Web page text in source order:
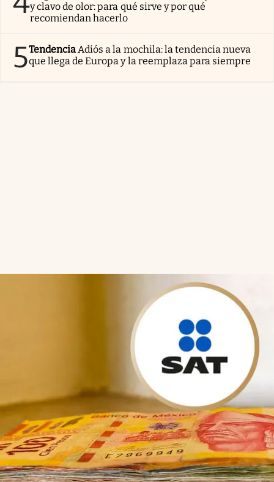
y clavo de olor: para qué sirve y por qué
recomiendan hacerlo
5TendenciaAdiós a la mochila: la tendencia nueva
que llega de Europa y la reemplaza para siempre